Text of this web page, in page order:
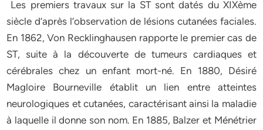
Les premiers travaux sur la ST sont datés du XIXème
siècle d’après l’observation de lésions cutanées faciales.
En 1862, Von Recklinghausen rapporte le premier cas de
ST, suite à la découverte de tumeurs cardiaques et
cérébrales chez un enfant mort-né. En 1880, Désiré
Magloire Bourneville établit un lien entre atteintes
neurologiques et cutanées, caractérisant ainsi la maladie
à laquelle il donne son nom. En 1885, Balzer et Ménétrier